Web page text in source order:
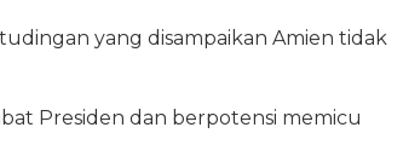
yang disampaikan Amien tidak
Presiden dan berpotensi memicu